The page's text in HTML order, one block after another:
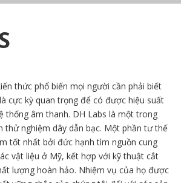
thức phổ biến mọi người cần phải biết
cực kỳ quan trọng để có được hiệu suất
thống âm thanh. DH Labs là một trong
thử nghiệm dây dẫn bạc. Một phần tư thế
tốt nhất bởi đức hạnh tìm nguồn cung
vật liệu ở Mỹ, kết hợp với kỹ thuật cắt
lượng hoàn hảo. Nhiệm vụ của họ được